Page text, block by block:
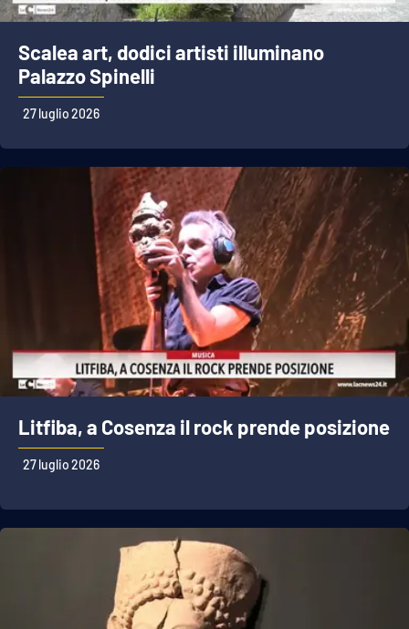
Scalea art, dodici artisti illuminano
Palazzo Spinelli
27 luglio 2026
Litfiba, a Cosenza il rock prende posizione
27 luglio 2026